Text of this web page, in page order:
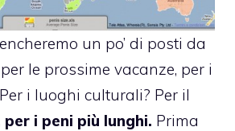
un po’ di posti da
le prossime vacanze, per i
i luoghi culturali? Per il
per i peni più lunghi. Prima